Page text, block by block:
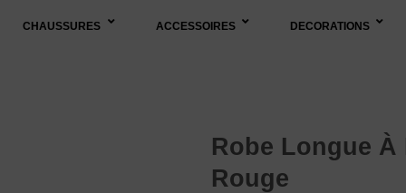
CHAUSSURES ACCESSOIRES DECORATIONS
Robe Longue À
Rouge